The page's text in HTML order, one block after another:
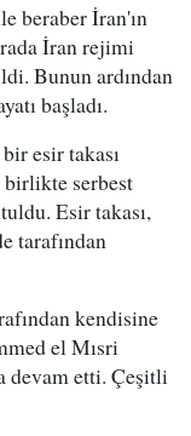
beraber İran'ın
İran rejimi
Bunun ardından
başladı.
esir takası
serbest
Esir takası,
tarafından
kendisine
el Mısri
devam etti. Çeşitli